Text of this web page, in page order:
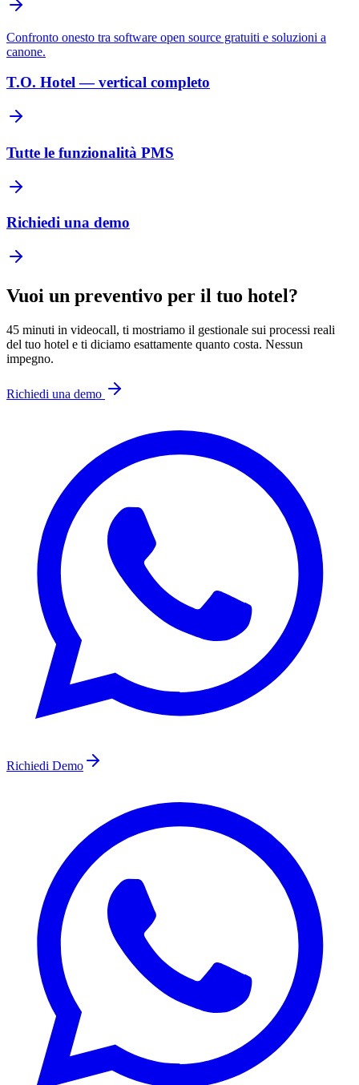
Confronto onesto tra software open source gratuiti e soluzioni a
canone.
T.O. Hotel — vertical completo
Tutte le funzionalità PMS
Richiedi una demo
Vuoi un preventivo per il tuo hotel?
45 minuti in videocall, ti mostriamo il gestionale sui processi reali
del tuo hotel e ti diciamo esattamente quanto costa. Nessun
impegno.
Richiedi una demo
Richiedi Demo